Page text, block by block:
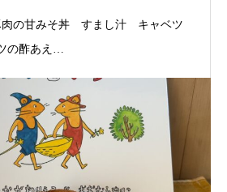
肉の甘みそ丼 すまし汁 キャベツ
の酢あえ…